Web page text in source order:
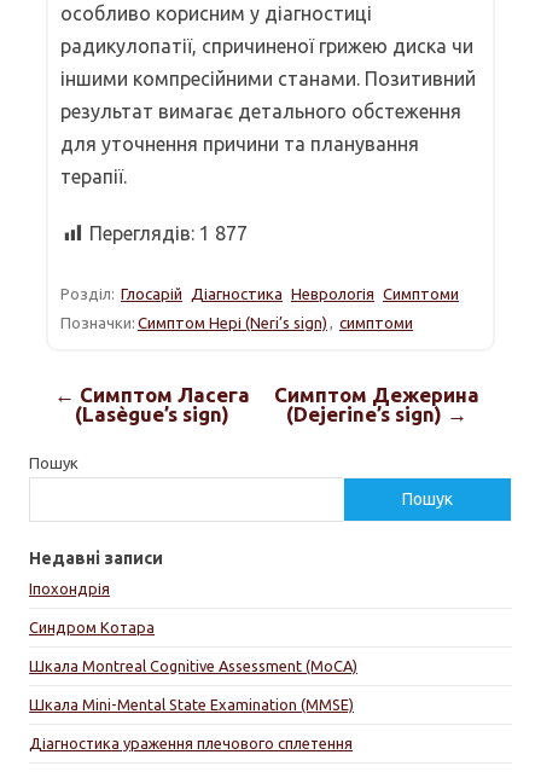
особливо корисним у діагностиці
радикулопатії, спричиненої грижею диска чи
іншими компресійними станами. Позитивний
результат вимагає детального обстеження
для уточнення причини та планування
терапії.
Переглядів: 1 877
Розділ: Глосарій Діагностика Неврологія Симптоми
Позначки: Симптом Нері (Neri’s sign) , симптоми
← Симптом Ласега
(Lasègue’s sign)
Симптом Дежерина
(Dejerine’s sign) →
Пошук
Пошук
Недавні записи
Іпохондрія
Синдром Котара
Шкала Montreal Cognitive Assessment (MoCA)
Шкала Mini-Mental State Examination (MMSE)
Діагностика ураження плечового сплетення